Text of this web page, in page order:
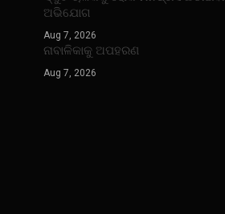
ଅଭିଯୋଗ
Aug 7, 2026
ନାବାଳିକାକୁ ଅପହରଣ
Aug 7, 2026